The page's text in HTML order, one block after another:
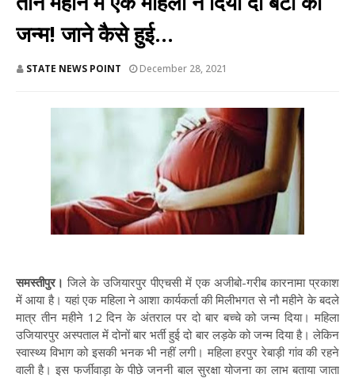
जन्म! जाने कैसे हुई...
STATE NEWS POINT December 28, 2021
समस्तीपुर। जिले के उजियारपुर पीएचसी में एक अजीबो-गरीब कारनामा प्रकाश
में आया है। यहां एक महिला ने आशा कार्यकर्ता की मिलीभगत से नौ महीने के बदले
मात्र तीन महीने 12 दिन के अंतराल पर दो बार बच्चे को जन्म दिया। महिला
उजियारपुर अस्पताल में दोनों बार भर्ती हुई दो बार लड़के को जन्म दिया है। लेकिन
स्वास्थ्य विभाग को इसकी भनक भी नहीं लगी। महिला हरपुर रेबाड़ी गांव की रहने
वाली है। इस फर्जीवाड़ा के पीछे जननी बाल सुरक्षा योजना का लाभ बताया जाता